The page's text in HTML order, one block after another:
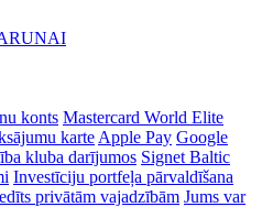
konts Mastercard World Elite
karte Apple Pay Google
kluba darījumos Signet Baltic
Investīciju portfeļa pārvaldīšana
privātām vajadzībām Jums var